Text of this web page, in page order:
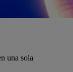
una sola